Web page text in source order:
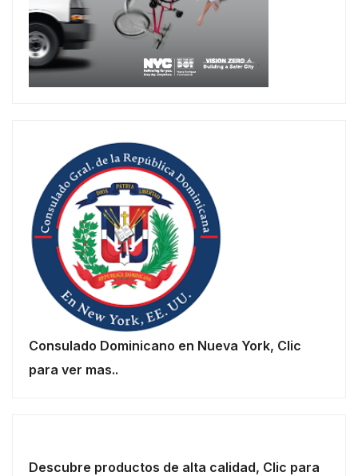
Consulado Dominicano en Nueva York, Clic
para ver mas..
Descubre productos de alta calidad, Clic para